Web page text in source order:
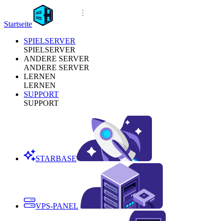
Startseite
SPIELSERVER
SPIELSERVER
ANDERE SERVER
ANDERE SERVER
LERNEN
LERNEN
SUPPORT
SUPPORT
STARBASE
VPS-PANEL